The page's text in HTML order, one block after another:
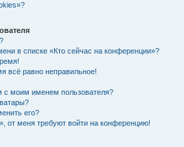
в списке «Кто сейчас на конференции»?
всё равно неправильное!
с моим именем пользователя?
его?
от меня требуют войти на конференцию!